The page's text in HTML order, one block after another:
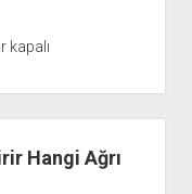
kapalı
Hangi Ağrı